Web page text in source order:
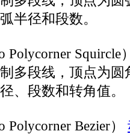
半径和段数。
Polycorner Squircle
多段线，顶点为圆
、段数和转角值。
Polycorner Bezier）